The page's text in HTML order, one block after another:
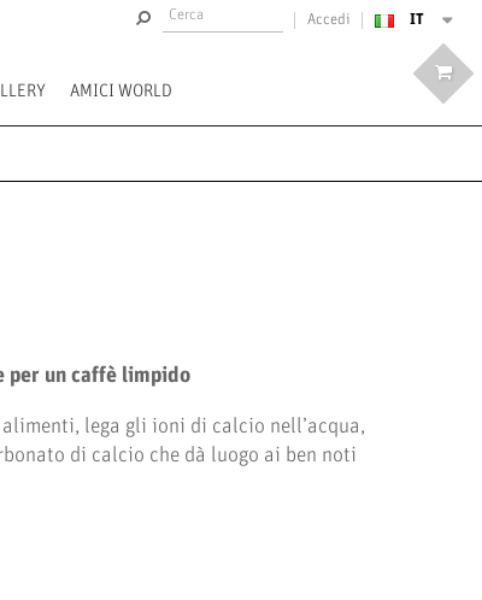
IT
Accedi
AMICI WORLD
per un caffè limpido
lega gli ioni di calcio nell’acqua,
di calcio che dà luogo ai ben noti